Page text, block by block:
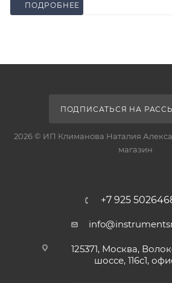
ПОДРОБНЕЕ
ПОДПИСАТЬСЯ НА
2026 © ИП Климанова Наталия
магазин
+7 925
125371, Москва,
шоссе, 116с1,